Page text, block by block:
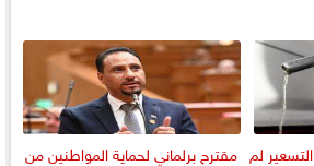
لم مقترح برلماني لحماية المواطنين من